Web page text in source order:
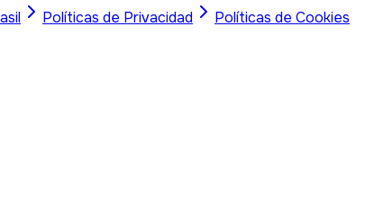
Políticas de Privacidad Políticas de Cookies